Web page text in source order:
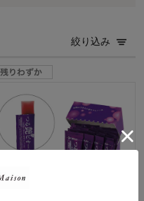
絞り込み